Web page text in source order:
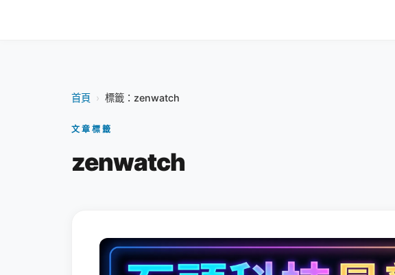
首頁 › 標籤：zenwatch
文章標籤
zenwatch